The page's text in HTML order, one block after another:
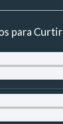
para Curtir